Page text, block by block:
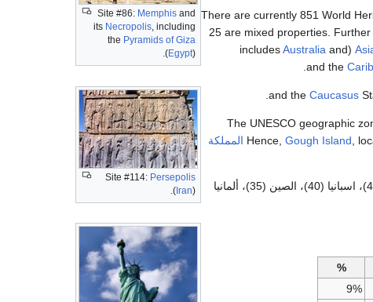
Site #86: Memphis and
its Necropolis, including
the Pyramids of Giza
(Egypt).
Site #114: Persepolis
(Iran).
There are currently 851 World
25 are mixed properties.
(includes
Australia and
Caucasus
The UNESCO geographic
Hence, Gough Island ,
المملكة
البلدان التي تضم أكبر قوائم من التراث العالمي هي التالية (في 2007، من 851 موقع)؛ إيطاليا (41)، اسبانيا (40)، الصين (35)، ألمانيا
%
9%